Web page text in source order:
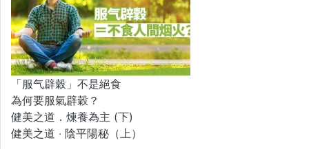
「服气辟穀」不是絕食
為何要服氣辟穀？
健美之道．煉養為主 (下)
健美之道 ‧ 陰平陽秘（上）